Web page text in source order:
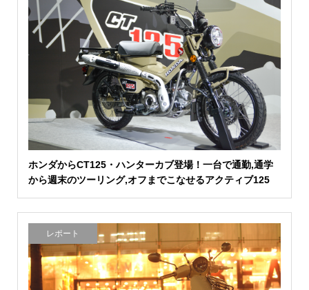
ホンダからCT125・ハンターカブ登場！一台で通勤,通学
から週末のツーリング,オフまでこなせるアクティブ125
レポート